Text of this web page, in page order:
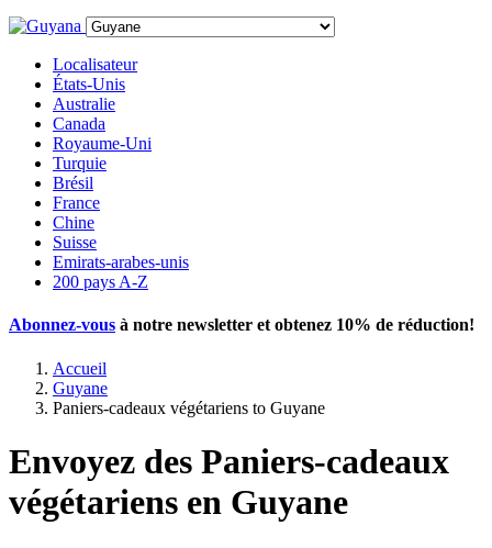
Localisateur
États-Unis
Australie
Canada
Royaume-Uni
Turquie
Brésil
France
Chine
Suisse
Emirats-arabes-unis
200 pays A-Z
Abonnez-vous à notre newsletter et obtenez 10% de réduction!
Accueil
Guyane
Paniers-cadeaux végétariens to Guyane
Envoyez des Paniers-cadeaux
végétariens en Guyane